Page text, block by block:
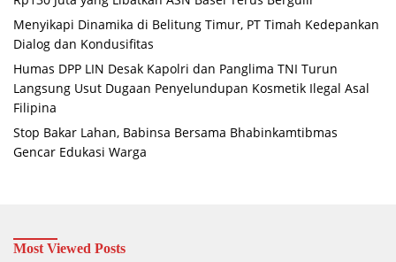
Menyikapi Dinamika di Belitung Timur, PT Timah Kedepankan
Dialog dan Kondusifitas
Humas DPP LIN Desak Kapolri dan Panglima TNI Turun
Langsung Usut Dugaan Penyelundupan Kosmetik Ilegal Asal
Filipina
Stop Bakar Lahan, Babinsa Bersama Bhabinkamtibmas
Gencar Edukasi Warga
Most Viewed Posts